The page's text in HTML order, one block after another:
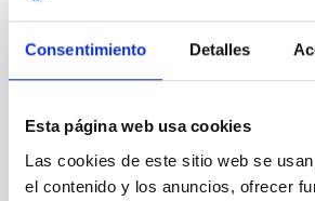
Consentimiento Detalles
Esta página web usa cookies
Las cookies de este sitio web se
el contenido y los anuncios, ofrecer
Te puede interesar